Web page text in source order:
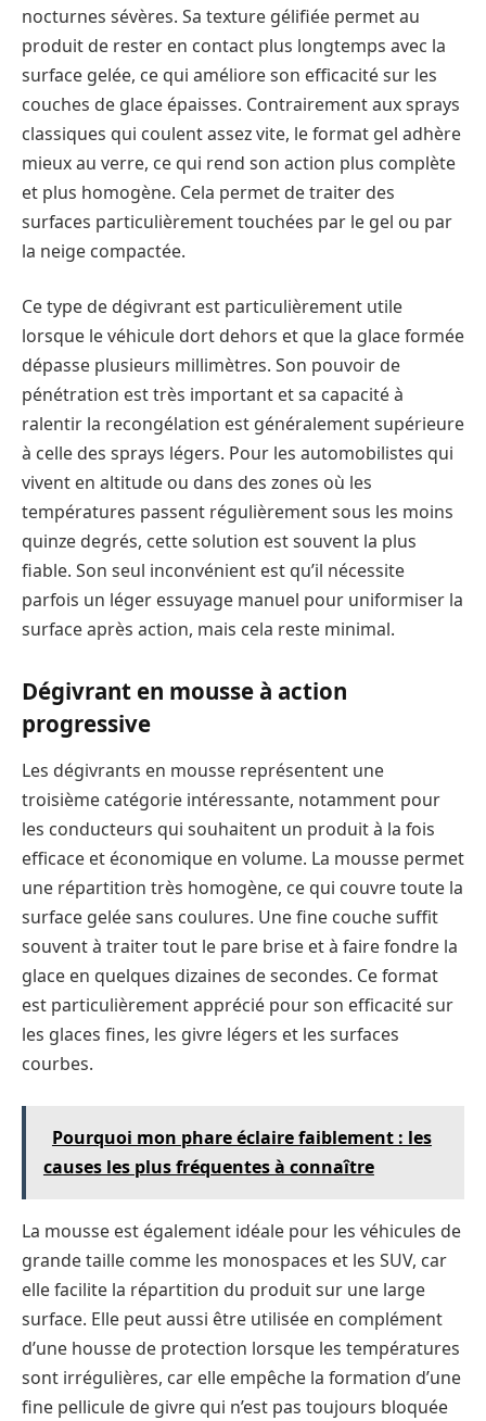
nocturnes sévères. Sa texture gélifiée permet au
produit de rester en contact plus longtemps avec la
surface gelée, ce qui améliore son efficacité sur les
couches de glace épaisses. Contrairement aux sprays
classiques qui coulent assez vite, le format gel adhère
mieux au verre, ce qui rend son action plus complète
et plus homogène. Cela permet de traiter des
surfaces particulièrement touchées par le gel ou par
la neige compactée.
Ce type de dégivrant est particulièrement utile
lorsque le véhicule dort dehors et que la glace formée
dépasse plusieurs millimètres. Son pouvoir de
pénétration est très important et sa capacité à
ralentir la recongélation est généralement supérieure
à celle des sprays légers. Pour les automobilistes qui
vivent en altitude ou dans des zones où les
températures passent régulièrement sous les moins
quinze degrés, cette solution est souvent la plus
fiable. Son seul inconvénient est qu’il nécessite
parfois un léger essuyage manuel pour uniformiser la
surface après action, mais cela reste minimal.
Dégivrant en mousse à action
progressive
Les dégivrants en mousse représentent une
troisième catégorie intéressante, notamment pour
les conducteurs qui souhaitent un produit à la fois
efficace et économique en volume. La mousse permet
une répartition très homogène, ce qui couvre toute la
surface gelée sans coulures. Une fine couche suffit
souvent à traiter tout le pare brise et à faire fondre la
glace en quelques dizaines de secondes. Ce format
est particulièrement apprécié pour son efficacité sur
les glaces fines, les givre légers et les surfaces
courbes.
Pourquoi mon phare éclaire faiblement : les
causes les plus fréquentes à connaître
La mousse est également idéale pour les véhicules de
grande taille comme les monospaces et les SUV, car
elle facilite la répartition du produit sur une large
surface. Elle peut aussi être utilisée en complément
d’une housse de protection lorsque les températures
sont irrégulières, car elle empêche la formation d’une
fine pellicule de givre qui n’est pas toujours bloquée